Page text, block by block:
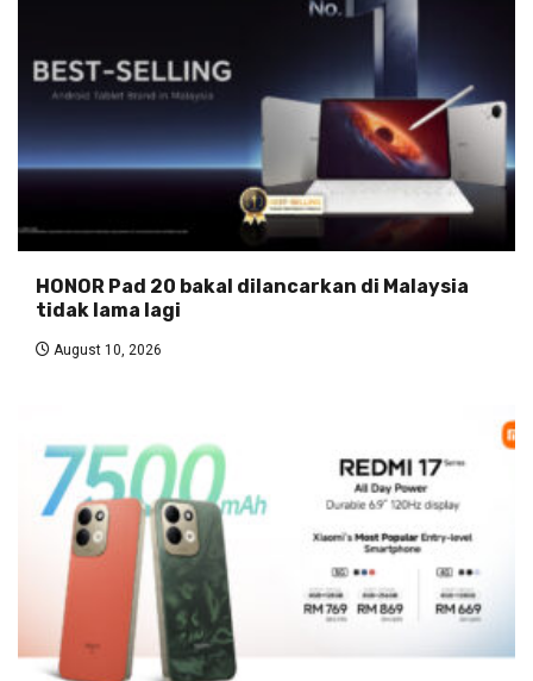
HONOR Pad 20 bakal dilancarkan di Malaysia
tidak lama lagi
August 10, 2026